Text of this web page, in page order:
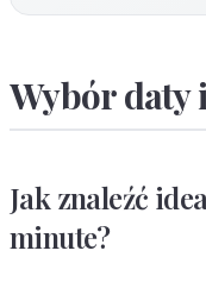
Wybór daty
Jak znaleźć
minute?